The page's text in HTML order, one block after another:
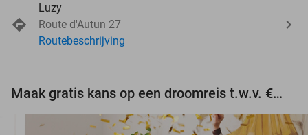
Luzy
Route d'Autun 27
Routebeschrijving
Maak gratis kans op een droomreis t.w.v. €3.000!